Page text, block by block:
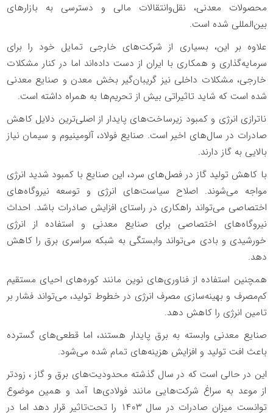
محصولات معدنی، نقل‌وانتقالات مالی و دسترسی به بازارهای
بین‌المللی شده است.
علاوه بر این، بسیاری از شرکت‌های خارجی تمایل خود را برای
سرمایه‌گذاری و همکاری با ایران از دست داده‌اند اما در کنار مشکلات
خارجی، مشکلات داخلی نیز گریبان‌گیر بخش معدن و صنایع معدنی
شده است که شاید تاثیراتی بیش از تحریم‌ها به همراه داشته است.
ناترازی انرژی و کمبود زیرساخت‌های پایدار از اصلی‌ترین دلایل کاهش
صادرات در سال‌های اخیر است. صنایع فولاد، آلومینیوم و سیمان نیاز
بالایی به گاز دارند.
با کاهش تولید گاز در فصل‌های سرد، این صنایع با کمبود شدید انرژی
مواجه می‌‌شوند. اصلاح سیاست‌های انرژی و توسعه نیروگاه‌های
اختصاصی می‌تواند راهکاری در راستای افزایش صادرات باشد. احداث
نیروگاه‌های اختصاصی برای صنایع معدنی و استفاده از انرژی
خورشیدی و بادی می‌‌تواند وابستگی به شبکه سراسری برق را کاهش
دهد.
همچنین استفاده از فناوری‌های نوین مانند کوره‌‌های احیای مستقیم
کم‌مصرف و بهینه‌‌سازی مصرف انرژی در خطوط تولید، می‌تواند فشار بر
تامین انرژی را کاهش دهد.
صنایع معدنی وابسته به برق پایدار هستند، اما قطعی‌های گسترده
باعث افت تولید و افزایش هزینه‌‌های تمام ‌شده می‌‌شود.
این در حالی است که در سال گذشته محدودیت‌های برق و گاز ، زودتر
از موعد به سراغ شرکت‌هایی مانند فولادی‌ها آمد و همین موضوع
توانست میزان صادرات در سال ۱۴۰۳ را تحت‌تاثیر قرار دهد اما در